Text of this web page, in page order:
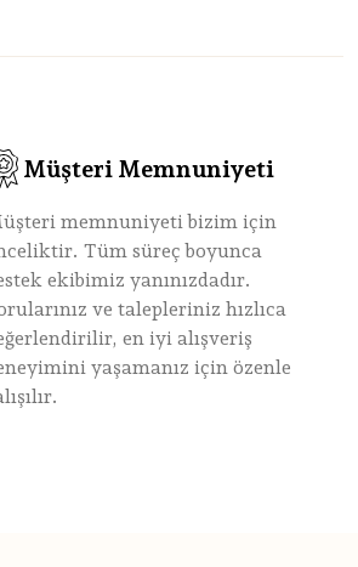
Müşteri Memnuniyeti
memnuniyeti bizim için
Tüm süreç boyunca
ekibimiz yanınızdadır.
ve talepleriniz hızlıca
en iyi alışveriş
yaşamanız için özenle